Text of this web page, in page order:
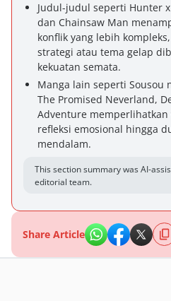
Judul-judul seperti Hunter
dan Chainsaw Man
konflik yang lebih
strategi atau tema gelap
kekuatan semata.
Manga lain seperti Sousou
The Promised Neverland,
Adventure
refleksi emosional hingga
mendalam.
This section summary was AI-
editorial team.
Share Article